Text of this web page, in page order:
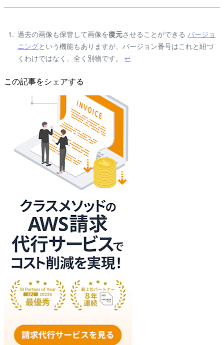
過去の画像も保管して画像を復元させることができるバージョ
ニングという機能もありますが、バージョン番号はこれと紐づ
くわけではなく、全く別物です。↩
この記事をシェアする